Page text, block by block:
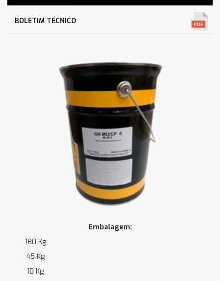
BOLETIM TÉCNICO
Embalagem:
180 Kg
45 Kg
18 Kg